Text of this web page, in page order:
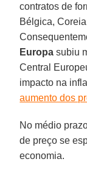
contratos de
Bélgica,
Europa subiu
Central
impacto na
aumento dos
No médio
de preço se
economia.